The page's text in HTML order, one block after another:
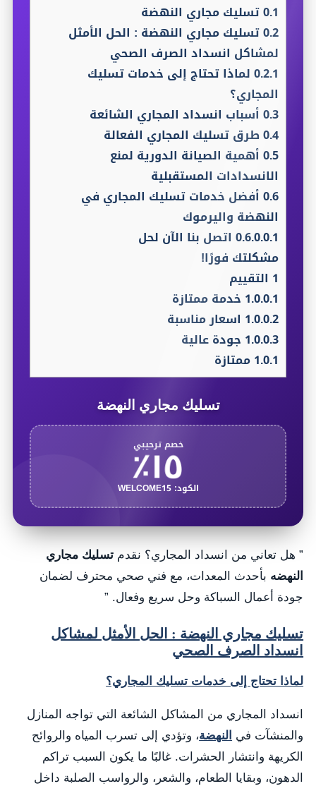
0.1تسليك مجاري النهضة
0.2تسليك مجاري النهضة : الحل الأمثل
لمشاكل انسداد الصرف الصحي
0.2.1لماذا تحتاج إلى خدمات تسليك
المجاري؟
0.3أسباب انسداد المجاري الشائعة
0.4طرق تسليك المجاري الفعالة
0.5أهمية الصيانة الدورية لمنع
الانسدادات المستقبلية
0.6أفضل خدمات تسليك المجاري في
النهضة واليرموك
0.6.0.0.1اتصل بنا الآن لحل
مشكلتك فورًا!
1 التقييم
1.0.0.1 خدمة ممتازة
1.0.0.2 اسعار مناسبة
1.0.0.3 جودة عالية
1.0.1ممتازة
تسليك مجاري النهضة
خصم ترحيبي
١٥٪
الكود: WELCOME15
” هل تعاني من انسداد المجاري؟ نقدم تسليك مجاري
النهضه بأحدث المعدات، مع فني صحي محترف لضمان
جودة أعمال السباكة وحل سريع وفعال. ”
تسليك مجاري النهضة : الحل الأمثل لمشاكل
انسداد الصرف الصحي
لماذا تحتاج إلى خدمات تسليك المجاري؟
انسداد المجاري من المشاكل الشائعة التي تواجه المنازل
والمنشآت في النهضة، وتؤدي إلى تسرب المياه والروائح
الكريهة وانتشار الحشرات. غالبًا ما يكون السبب تراكم
الدهون، وبقايا الطعام، والشعر، والرواسب الصلبة داخل